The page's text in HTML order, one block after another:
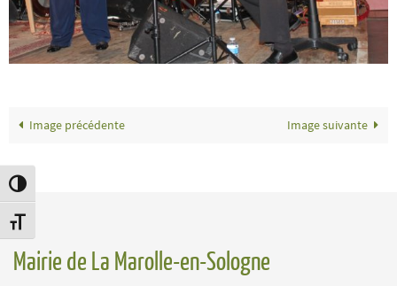
Passer en contraste élevé
Changer la taille de la police
Image précédente Image suivante
Mairie de La Marolle-en-Sologne